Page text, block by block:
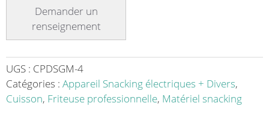
de
salage
GM
inoxydable
1200W
UGS : CPDSGM-4
Catégories : Appareil Snacking électriques + Divers,
Cuisson, Friteuse professionnelle, Matériel snacking